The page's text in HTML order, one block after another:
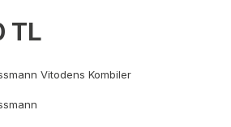
TL
Vitodens Kombiler